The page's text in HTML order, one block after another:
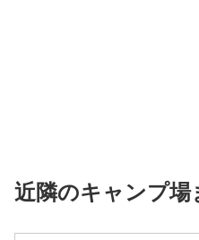
近隣のキャンプ場